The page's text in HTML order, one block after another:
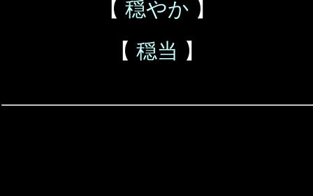
【 穏やか 】
【 穏当 】